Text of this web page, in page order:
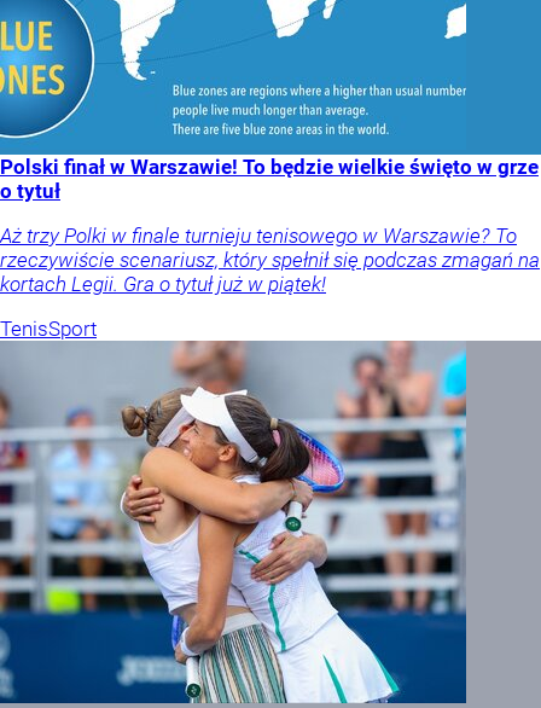
Polski finał w Warszawie! To będzie wielkie święto w grze
o tytuł
Aż trzy Polki w finale turnieju tenisowego w Warszawie? To
rzeczywiście scenariusz, który spełnił się podczas zmagań na
kortach Legii. Gra o tytuł już w piątek!
TenisSport